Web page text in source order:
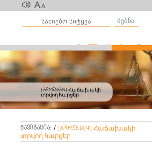
AA
ძებნა
(ARMENIAN) Հաճախակի
տրվող հարցեր
ნავიგაცია: / (ARMENIAN) Հաճախակի
տրվող հարցեր